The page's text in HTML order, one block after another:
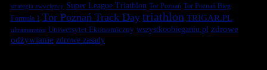
strategia zwycięzcy Super League Triathlon Tor Poznań Tor Poznań Bieg
Formuła 1 Tor Poznań Track Day triathlon TRIGAR.PL
ultramaraton Uniwersytet Ekonomiczny wszystkoobieganiu.pl zdrowe
odżywianie zdrowe zasady